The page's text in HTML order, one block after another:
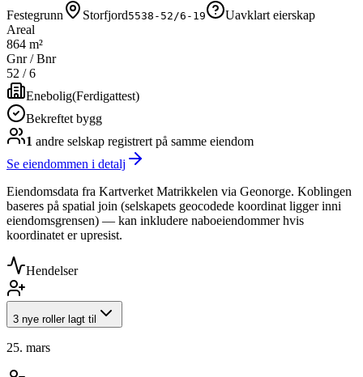
Festegrunn
Storfjord5538-52/6-19
Uavklart eierskap
Areal
864 m²
Gnr / Bnr
52 /6
Enebolig(Ferdigattest)
Bekreftet bygg
1 andre selskap registrert på samme eiendom
Se eiendommen i detalj
Eiendomsdata fra Kartverket Matrikkelen via Geonorge. Koblingen
baseres på spatial join (selskapets geocodede koordinat ligger inni
eiendomsgrensen) — kan inkludere naboeiendommer hvis
koordinatet er upresist.
Hendelser
3 nye roller lagt til
25. mars